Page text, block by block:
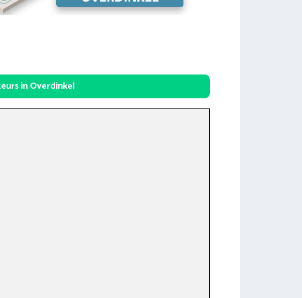
in Overdinkel